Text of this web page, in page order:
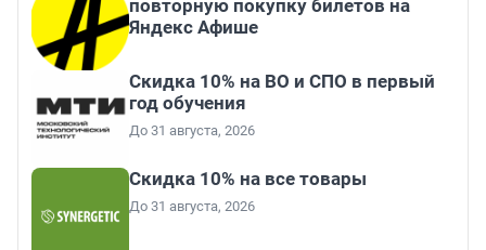
повторную покупку билетов на
Яндекс Афише
Скидка 10% на ВО и СПО в первый
год обучения
До 31 августа, 2026
Скидка 10% на все товары
До 31 августа, 2026